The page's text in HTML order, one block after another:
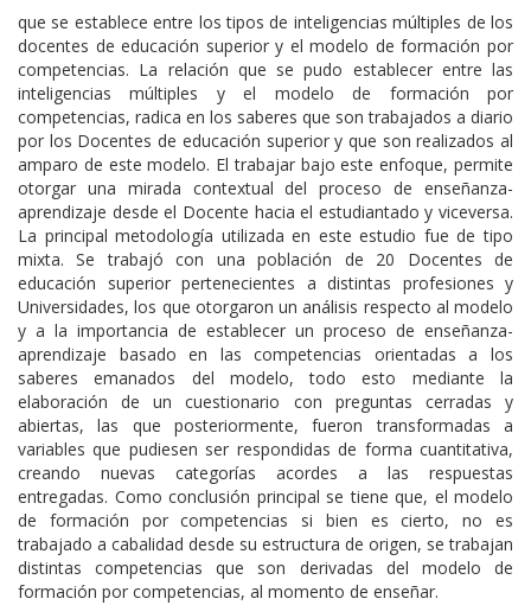
que se establece entre los tipos de inteligencias múltiples de los
docentes de educación superior y el modelo de formación por
competencias. La relación que se pudo establecer entre las
inteligencias múltiples y el modelo de formación por
competencias, radica en los saberes que son trabajados a diario
por los Docentes de educación superior y que son realizados al
amparo de este modelo. El trabajar bajo este enfoque, permite
otorgar una mirada contextual del proceso de enseñanza-
aprendizaje desde el Docente hacia el estudiantado y viceversa.
La principal metodología utilizada en este estudio fue de tipo
mixta. Se trabajó con una población de 20 Docentes de
educación superior pertenecientes a distintas profesiones y
Universidades, los que otorgaron un análisis respecto al modelo
y a la importancia de establecer un proceso de enseñanza-
aprendizaje basado en las competencias orientadas a los
saberes emanados del modelo, todo esto mediante la
elaboración de un cuestionario con preguntas cerradas y
abiertas, las que posteriormente, fueron transformadas a
variables que pudiesen ser respondidas de forma cuantitativa,
creando nuevas categorías acordes a las respuestas
entregadas. Como conclusión principal se tiene que, el modelo
de formación por competencias si bien es cierto, no es
trabajado a cabalidad desde su estructura de origen, se trabajan
distintas competencias que son derivadas del modelo de
formación por competencias, al momento de enseñar.